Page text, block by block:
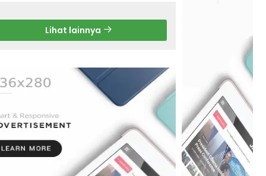
Lihat lainnya